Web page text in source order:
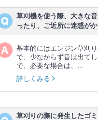
草刈機を使う際、大きな
ったり、ご近所に迷惑が
基本的にはエンジン草刈
で、少なからず音は出て
で、必要な場合は、…
詳しくみる
草刈りの際に発生したゴ